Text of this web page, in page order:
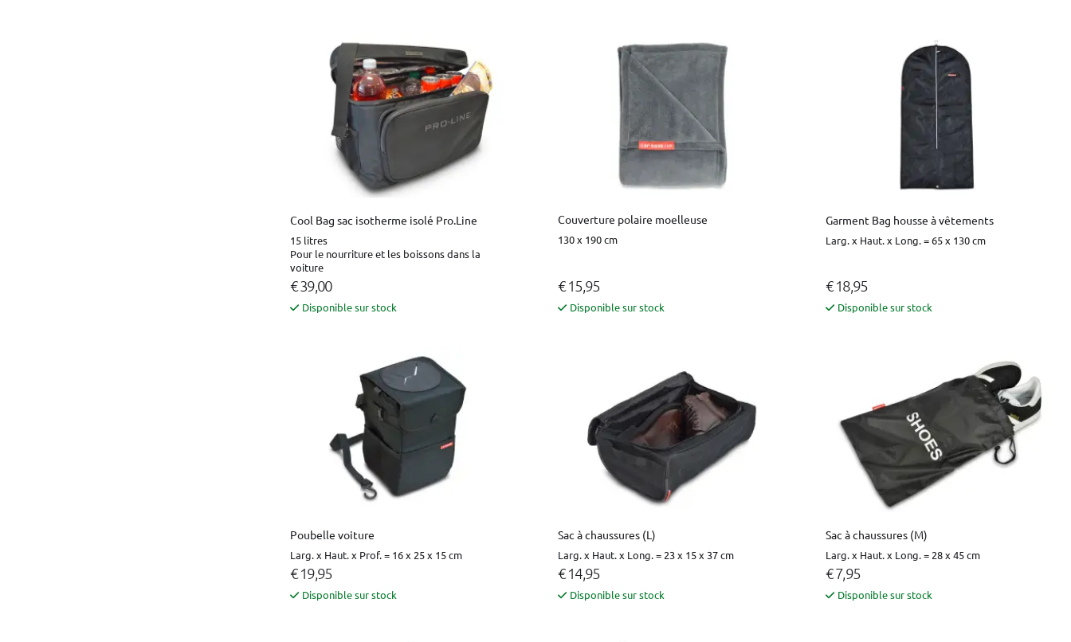
Cool Bag sac isotherme isolé Pro.Line
15 litres
Pour le nourriture et les boissons dans la
voiture
€ 39,00
Disponible sur stock
Couverture polaire moelleuse
130 x 190 cm
€ 15,95
Disponible sur stock
Garment Bag housse à vêtements
Larg. x Haut. x Long. = 65 x 130 cm
€ 18,95
Disponible sur stock
Poubelle voiture
Larg. x Haut. x Prof. = 16 x 25 x 15 cm
€ 19,95
Disponible sur stock
Sac à chaussures (L)
Larg. x Haut. x Long. = 23 x 15 x 37 cm
€ 14,95
Disponible sur stock
Sac à chaussures (M)
Larg. x Haut. x Long. = 28 x 45 cm
€ 7,95
Disponible sur stock